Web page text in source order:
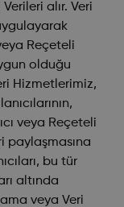
alır. Veri
Reçeteli
olduğu
Hizmetlerimiz,
veya Reçeteli
paylaşmasına
bu tür
altında
veya Veri